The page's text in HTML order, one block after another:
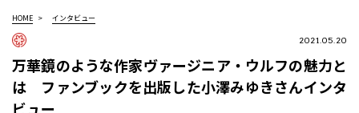
HOME インタビュー
2021.05.20
万華鏡のような作家ヴァージニア・ウルフの魅力と
は ファンブックを出版した小澤みゆきさんインタ
ビュー